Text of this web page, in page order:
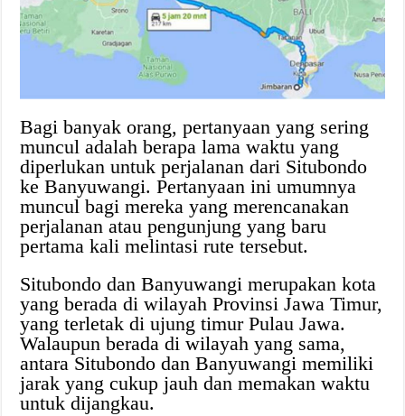
Bagi banyak orang, pertanyaan yang sering
muncul adalah berapa lama waktu yang
diperlukan untuk perjalanan dari Situbondo
ke Banyuwangi. Pertanyaan ini umumnya
muncul bagi mereka yang merencanakan
perjalanan atau pengunjung yang baru
pertama kali melintasi rute tersebut.
Situbondo dan Banyuwangi merupakan kota
yang berada di wilayah Provinsi Jawa Timur,
yang terletak di ujung timur Pulau Jawa.
Walaupun berada di wilayah yang sama,
antara Situbondo dan Banyuwangi memiliki
jarak yang cukup jauh dan memakan waktu
untuk dijangkau.